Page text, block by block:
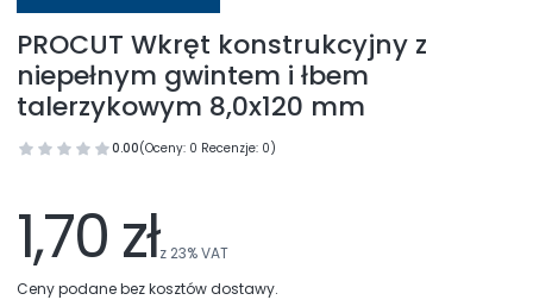
PROCUT Wkręt konstrukcyjny z
niepełnym gwintem i łbem
talerzykowym 8,0x120 mm
0.00(Oceny: 0 Recenzje: 0)
1,70 złz 23%VAT
Ceny podane bez kosztów dostawy.